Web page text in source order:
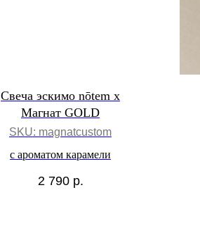
Свеча эскимо nōtem x
Магнат GOLD
SKU: magnatcustom
с ароматом карамели
2 790 р.